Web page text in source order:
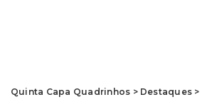
Quinta Capa Quadrinhos > Destaques >